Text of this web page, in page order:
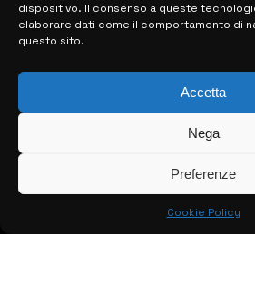
dispositivo. Il consenso a queste
elaborare dati come il comportamento di
questo sito.
Accetta
Nega
Preferenze
Cookie Policy
> NOTIZIE